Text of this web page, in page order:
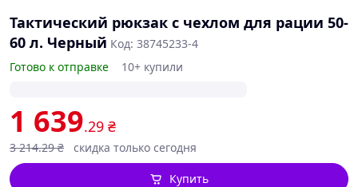
Тактический рюкзак с чехлом для рации 50-
60 л. Черный Код: 38745233-4
Готово к отправке
10+ купили
1 639.29 ₴
3 214.29 ₴ скидка только сегодня
Купить